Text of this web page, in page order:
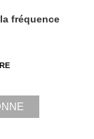
fréquence